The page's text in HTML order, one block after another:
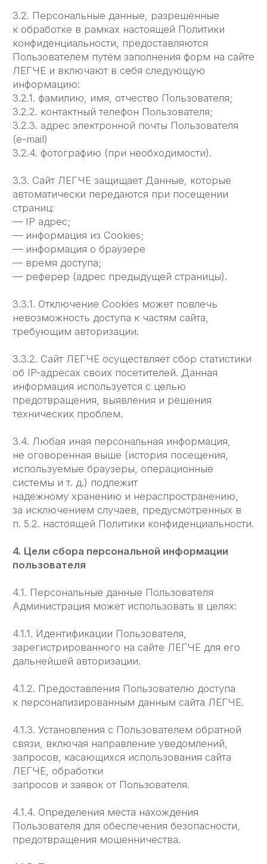
ЛЕГЧЕ, обработки
запросов и заявок от Пользователя.
4.1.4. Определения места нахождения
Пользователя для обеспечения безопасности,
предотвращения мошенничества.
4.1.5. Подтверждения достоверности и полноты
персональных данных, предоставленных
Пользователем.
4.1.6. Создания учётной записи для
использования частей ̆ сайта ЛЕГЧЕ, если
Пользователь дал согласие на создание учётной
записи.
почте.
4.1.8. Предоставления Пользователю
эффективной технической поддержки при
возникновении проблем, связанных
с использованием сайта ЛЕГЧЕ.
4.1.9. Предоставления Пользователю с его
согласия специальных предложении, новостной
рассылки и иных сведении ̆ от имени сайта
ЛЕГЧЕ.
5. Способы и сроки обработки персональной
информации
5.1. Обработка персональных данных
Пользователя осуществляется без ограничения
в информационных системах персональных
данных с использованием средств
автоматизации или без использования таких
средств.
5.2. Персональные данные Пользователя могут
быть переданы уполномоченным органам
только по основаниям и в порядке,
установленным законодательством Российской
Федерации.
5.3. При утрате или разглашении персональных
данных Администрация вправе
не информировать Пользователя об утрате или
5.4. Администрация принимает необходимые
Пользователя от неправомерного или
случайного доступа, уничтожения, изменения,
третьих лиц.
5.5. Администрация совместно с Пользователем
по предотвращению убытков или иных
отрицательных последствий, вызванных утратой
или разглашением персональных данных
Пользователя.
6.1. Пользователь вправе:
о предоставлении своих персональных данных,
необходимых для использования сайта ЛЕГЧЕ,
и давать согласие на их обработку.
6.1.2. Обновить, дополнить предоставленную
информацию о персональных данных в случае
изменения данной информации.
6.1.3. Пользователь имеет право на получение
у Администрации информации, касающейся
обработки его персональных данных, если такое
право не ограничено в соответствии